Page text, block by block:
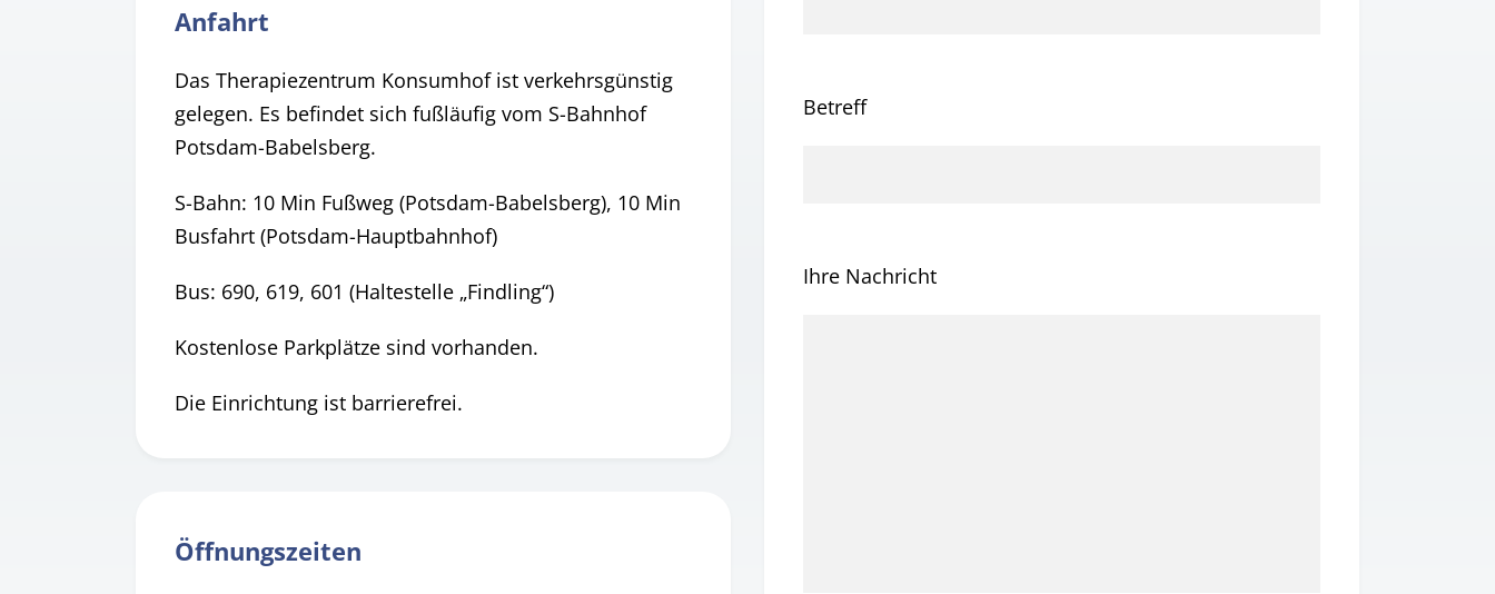
Anfahrt
Das Therapiezentrum Konsumhof ist verkehrsgünstig
gelegen. Es befindet sich fußläufig vom S-Bahnhof
Potsdam-Babelsberg.
S-Bahn: 10 Min Fußweg (Potsdam-Babelsberg), 10 Min
Busfahrt (Potsdam-Hauptbahnhof)
Bus: 690, 619, 601 (Haltestelle „Findling“)
Kostenlose Parkplätze sind vorhanden.
Die Einrichtung ist barrierefrei.
Öffnungszeiten
Betreff
Ihre Nachricht